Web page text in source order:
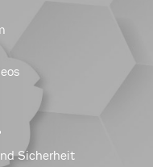
Sicherheit